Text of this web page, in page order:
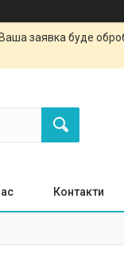
Ваша заявка буде
Контакти